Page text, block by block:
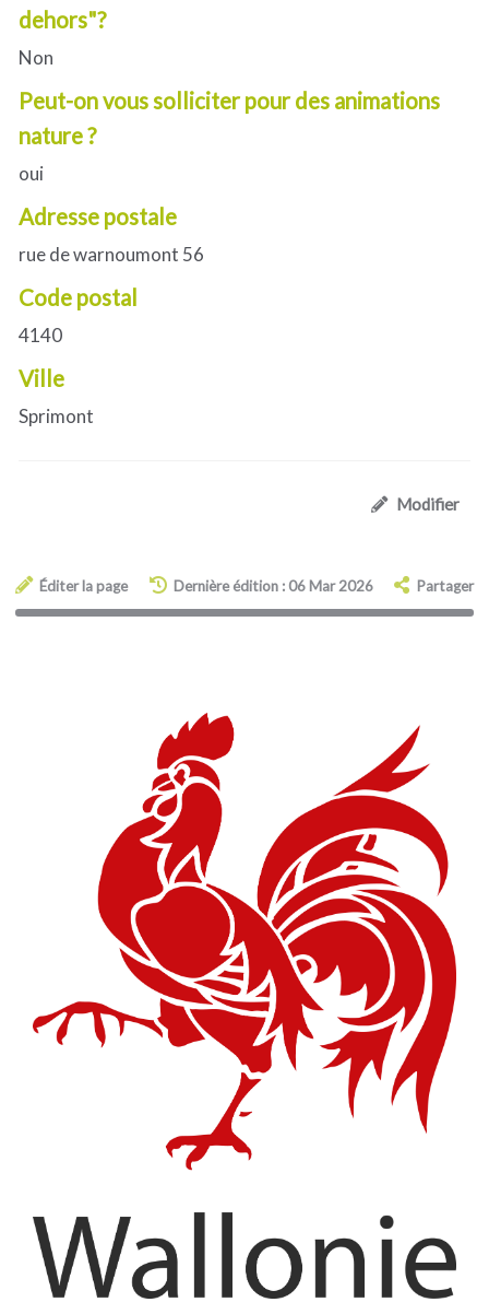
dehors"?
Non
Peut-on vous solliciter pour des animations
nature ?
oui
Adresse postale
rue de warnoumont 56
Code postal
4140
Ville
Sprimont
Modifier
Éditer la page Dernière édition : 06 Mar 2026 Partager